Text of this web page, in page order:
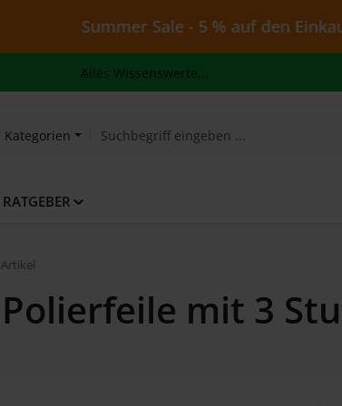
Summer Sale - 5 % auf den Einkauf!
Alles Wissenswerte...
Kategorien
RATGEBER
mit 3